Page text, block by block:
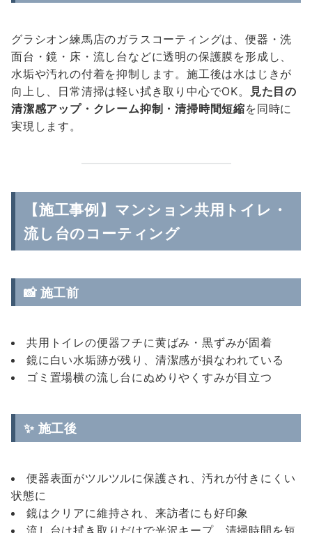
グラシオン練馬店のガラスコーティングは、便器・洗
面台・鏡・床・流し台などに透明の保護膜を形成し、
水垢や汚れの付着を抑制します。施工後は水はじきが
向上し、日常清掃は軽い拭き取り中心でOK。
見た目の
清潔感アップ・クレーム抑制・清掃時間短縮を同時に
実現します。
【施工事例】マンション共用トイレ・
流し台のコーティング
📸 施工前
共用トイレの便器フチに黄ばみ・黒ずみが固着
鏡に白い水垢跡が残り、清潔感が損なわれている
ゴミ置場横の流し台にぬめりやくすみが目立つ
✨ 施工後
便器表面がツルツルに保護され、汚れが付きにくい
状態に
鏡はクリアに維持され、来訪者にも好印象
流し台は拭き取りだけで光沢キープ、清掃時間を短